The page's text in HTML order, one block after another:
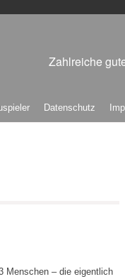
Zahlreiche
Datenschutz
Menschen – die eigentlich